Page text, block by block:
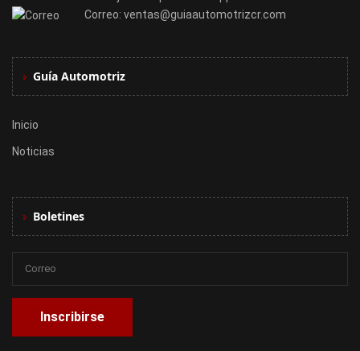
Correo: ventas@guiaautomotrizcr.com
Guía Automotriz
Inicio
Noticias
Boletines